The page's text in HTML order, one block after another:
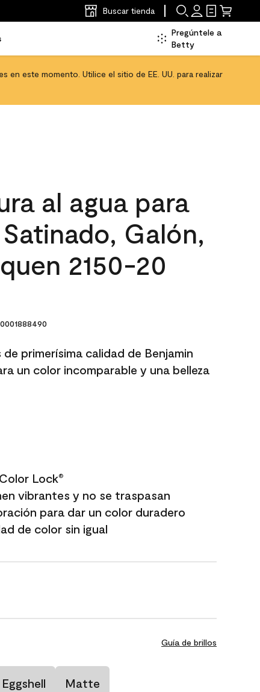
Buscar tienda
Pregúntele a
Betty
este momento. Utilice el sitio de EE. UU. para realizar
al agua para
Galón,
2150-20
primerísima calidad de Benjamin
un color incomparable y una belleza
Lock®
vibrantes y no se traspasan
para dar un color duradero
de color sin igual
Guía de brillos
Eggshell Matte